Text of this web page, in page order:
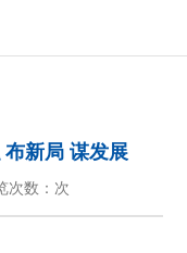
新局 谋发展
次数：次